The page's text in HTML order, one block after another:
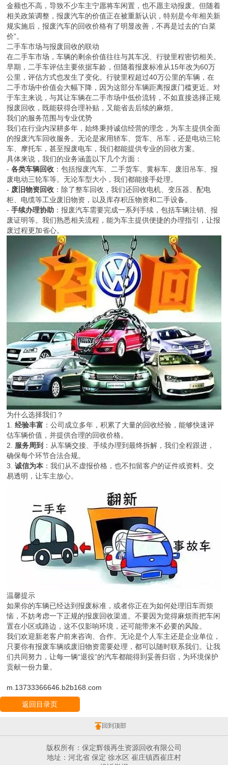
金额也不高，导致不少车主宁愿将车闲置，也不愿主动报废。但随着
相关政策调整，报废汽车的价值正在被重新认识，特别是今年相关新
规实施后，报废汽车的回收价格有了明显改善，不再是过去的“白菜
价”。
二手车市场与报废回收的联动
在二手车市场，车辆的剩余价值往往与其车况、行驶里程密切相关。
早期，二手车评估主要依据车龄，但随着报废标准从15年改为60万
公里，评估方式也发生了变化。行驶里程超过40万公里的车辆，在
二手市场中价值会大幅下降，因为这部分车辆距离报废门槛更近。对
于车主来说，与其让车辆在二手市场中低价流转，不如直接选择正规
报废回收，既能获得合理补贴，又能省去后续的麻烦。
我们的服务范围与专业优势
我们在行业内深耕多年，始终秉持诚信经营的理念，为车主提供全面
的报废汽车回收服务。无论是家用轿车、货车、吊车，还是电动三轮
车、摩托车，甚至报废电车，我们都能提供专业的回收方案。
具体来说，我们的业务涵盖以下几个方面：
-各类车辆回收 ：包括报废汽车、二手货车、黄标车、废旧吊车、报
废电动三轮车等。无论车型大小，我们都能接手处理。
- 废旧物资回收 ：除了整车回收，我们还回收电机、变压器、配电
柜、电缆等工业废旧物资，以及库存积压物资和二手设备。
-手续办理协助 ：报废汽车需要完成一系列手续，包括车辆注销、报
废证明等。我们熟悉相关流程，能为车主提供便捷的办理指引，让报
废过程更加省心。
为什么选择我们？
1.经验丰富 ：公司成立多年，积累了大量的回收经验，能够快速评
估车辆价值，并提供合理的回收价格。
2. 服务周到 ：从车辆交接、手续办理到最终拆解，我们全程跟进，
确保每个环节合法合规。
3.诚信为本 ：我们从不虚报价格，也不扣留客户的证件或资料。交
易透明，让车主放心。
温馨提示
如果你的车辆已经达到报废标准，或者你正在为如何处理旧车而烦
恼，不妨考虑一下正规的报废回收渠道。不要因为觉得麻烦而把车闲
置在小区或路边，这不仅影响环境，还可能带来不必要的风险。
我们欢迎新老客户前来咨询、合作。无论是个人车主还是企业单位，
只要你有报废车辆或废旧物资需要处理，都可以随时联系我们。让我
们共同努力，让每一辆“退役”的汽车都能得到妥善归宿，为环境保护
贡献一份力量。
m.13733366646.b2b168.com
返回目录页
回到顶部
版权所有：保定辉领再生资源回收有限公司
地址：河北省 保定 徐水区 崔庄镇西崔庄村